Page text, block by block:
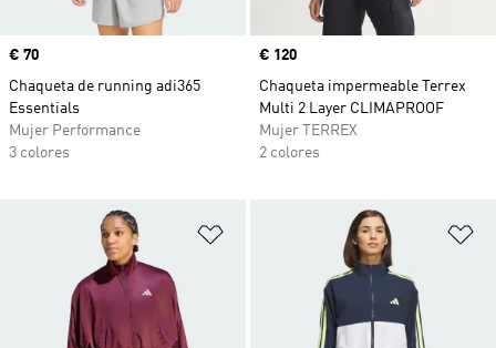
Precio
€ 70
Chaqueta de running adi365
Essentials
Mujer Performance
3 colores
Precio
€ 120
Chaqueta impermeable Terrex
Multi 2 Layer CLIMAPROOF
Mujer TERREX
2 colores
Añadir a la lista de deseos